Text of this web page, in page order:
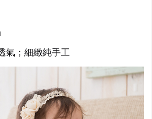
氣；細緻純手工